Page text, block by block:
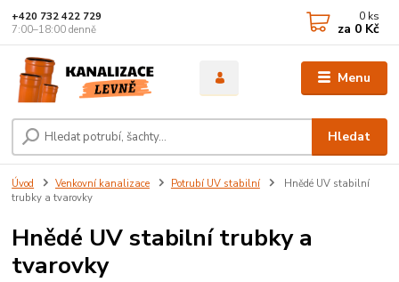
Menu
Hledat
+420 732 422 729
7:00–18:00 denně
0 ks
za 0 Kč
Úvod Venkovní kanalizace Potrubí UV stabilní
Hnědé UV stabilní
trubky a tvarovky
Hnědé UV stabilní trubky a
tvarovky